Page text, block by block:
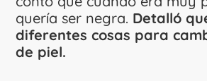
quería ser negra. Detalló
diferentes cosas para
de piel.